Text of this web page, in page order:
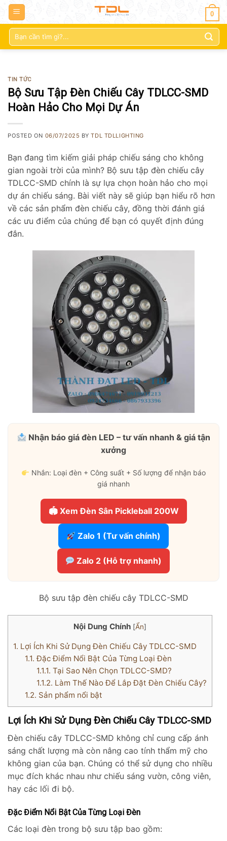
0
Tìm
kiếm:
TIN TỨC
Bộ Sưu Tập Đèn Chiếu Cây TDLCC-SMD
Hoàn Hảo Cho Mọi Dự Án
POSTED ON 06/07/2025 BYTDL TDLLIGHTING
Bạn đang tìm kiếm giải pháp chiếu sáng cho không
gian ngoài trời của mình? Bộ sưu tập đèn chiếu cây
TDLCC-SMD chính là sự lựa chọn hoàn hảo cho mọi
dự án chiếu sáng. Bài viết này sẽ giúp bạn hiểu rõ hơn
về các sản phẩm đèn chiếu cây, đồng thời đánh giá
các ưu điểm của chúng để bạn có quyết định đúng
đắn.
Nhận báo giá đèn LED – tư vấn nhanh & giá tận
xưởng
Nhắn: Loại đèn + Công suất + Số lượng để nhận báo
giá nhanh
🏟 Xem Đèn Sân Pickleball 200W
Zalo 1 (Tư vấn chính)
Zalo 2 (Hỗ trợ nhanh)
Bộ sưu tập đèn chiếu cây TDLCC-SMD
Nội Dung Chính [Ẩn]
1. Lợi Ích Khi Sử Dụng Đèn Chiếu Cây TDLCC-SMD
1.1. Đặc Điểm Nổi Bật Của Từng Loại Đèn
1.1.1. Tại Sao Nên Chọn TDLCC-SMD?
1.1.2. Làm Thế Nào Để Lắp Đặt Đèn Chiếu Cây?
1.2. Sản phẩm nổi bật
Lợi Ích Khi Sử Dụng Đèn Chiếu Cây TDLCC-SMD
Đèn chiếu cây TDLCC-SMD không chỉ cung cấp ánh
sáng chất lượng mà còn nâng cao tính thẩm mỹ cho
không gian của bạn. Chúng có thể sử dụng cho nhiều
mục đích khác nhau như chiếu sáng vườn, công viên,
hay các lối đi bộ.
Đặc Điểm Nổi Bật Của Từng Loại Đèn
Các loại đèn trong bộ sưu tập bao gồm: